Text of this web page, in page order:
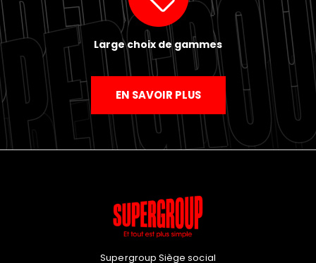
Large choix de gammes
EN SAVOIR PLUS
Supergroup Siège social